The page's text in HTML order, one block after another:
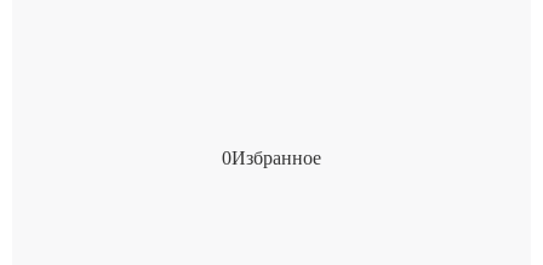
0Избранное